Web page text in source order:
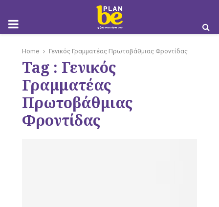
M
Home Γενικός Γραμματέας Πρωτοβάθμιας Φροντίδας
Tag : Γενικός
Γραμματέας
Πρωτοβάθμιας
Φροντίδας